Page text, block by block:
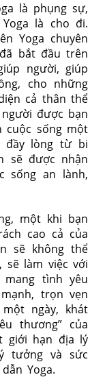
là phụng sự,
là cho đi.
Yoga chuyên
bắt đầu trên
người, giúp
cho những
cả thân thể
được bạn
cuộc sống một
đầy lòng từ bi
sẽ được nhận
sống an lành,
một khi bạn
cao cả của
sẽ không thể
sẽ làm việc với
tình yêu
trọn vẹn
ngày, khát
thương” của
giới hạn địa lý
tưởng và sức
Yoga.